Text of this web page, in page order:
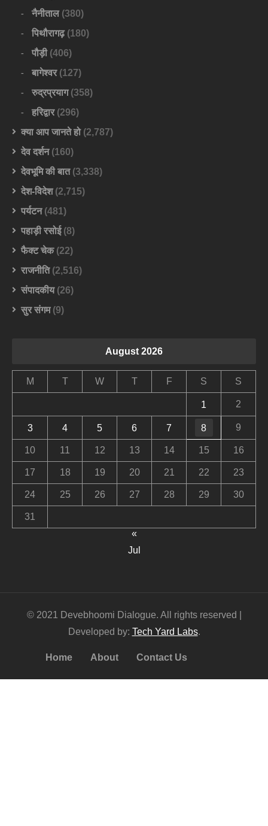
नैनीताल(380)
पिथौरागढ़(180)
पौड़ी(406)
बागेश्वर(127)
रुद्रप्रयाग(358)
हरिद्वार(296)
क्या आप जानते हो(2,787)
देव दर्शन(160)
देवभूमि की बात(3,338)
देश-विदेश(2,715)
पर्यटन(481)
पहाड़ी रसोई(8)
फैक्ट चेक(22)
राजनीति(2,516)
संपादकीय(26)
सुर संगम(9)
August 2026
M T W T F S S
1 2
3 4 5 6 7 8 9
10 11 12 13 14 15 16
17 18 19 20 21 22 23
24 25 26 27 28 29 30
31
«
Jul
© 2021 Devebhoomi Dialogue. All rights reserved |
Developed by: Tech Yard Labs.
Home About Contact Us